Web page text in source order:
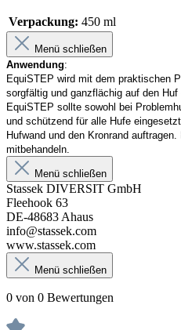
Verpackung: 450 ml
Menü schließen
Anwendung:
EquiSTEP wird mit dem praktischen
sorgfältig und ganzflächig auf den Huf
EquiSTEP sollte sowohl bei
und schützend für alle Hufe
Hufwand und den Kronrand
mitbehandeln.
Menü schließen
Stassek DIVERSIT GmbH
Fleehook 63
DE-48683 Ahaus
info@stassek.com
www.stassek.com
Menü schließen
0 von 0 Bewertungen